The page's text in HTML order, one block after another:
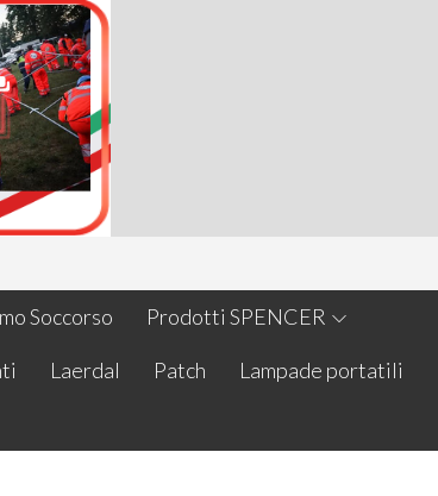
Soccorso Prodotti SPENCER
Laerdal Patch Lampade portatili